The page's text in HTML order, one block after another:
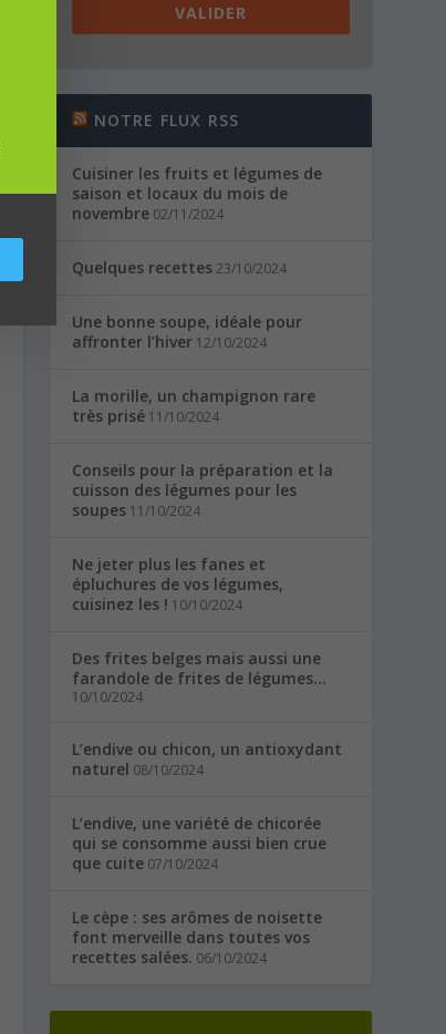
VALIDER
NOTRE FLUX RSS
Cuisiner les fruits et légumes de
saison et locaux du mois de
novembre 02/11/2024
Quelques recettes23/10/2024
Une bonne soupe, idéale pour
affronter l’hiver 12/10/2024
La morille, un champignon rare
très prisé 11/10/2024
Conseils pour la préparation et la
cuisson des légumes pour les
soupes 11/10/2024
Ne jeter plus les fanes et
épluchures de vos légumes,
cuisinez les ! 10/10/2024
Des frites belges mais aussi une
farandole de frites de légumes…
10/10/2024
L’endive ou chicon, un antioxydant
naturel 08/10/2024
L’endive, une variété de chicorée
qui se consomme aussi bien crue
que cuite 07/10/2024
Le cèpe : ses arômes de noisette
font merveille dans toutes vos
recettes salées. 06/10/2024